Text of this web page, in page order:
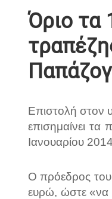
Όριο τα
Επιστολή στον
επισημαίνει
Ιανουαρίου
Ο πρόεδρος του
ευρώ, ώστε «να